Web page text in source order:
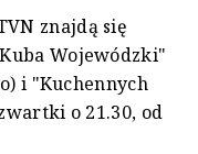
znajdą się
Wojewódzki"
i "Kuchennych
o 21.30, od